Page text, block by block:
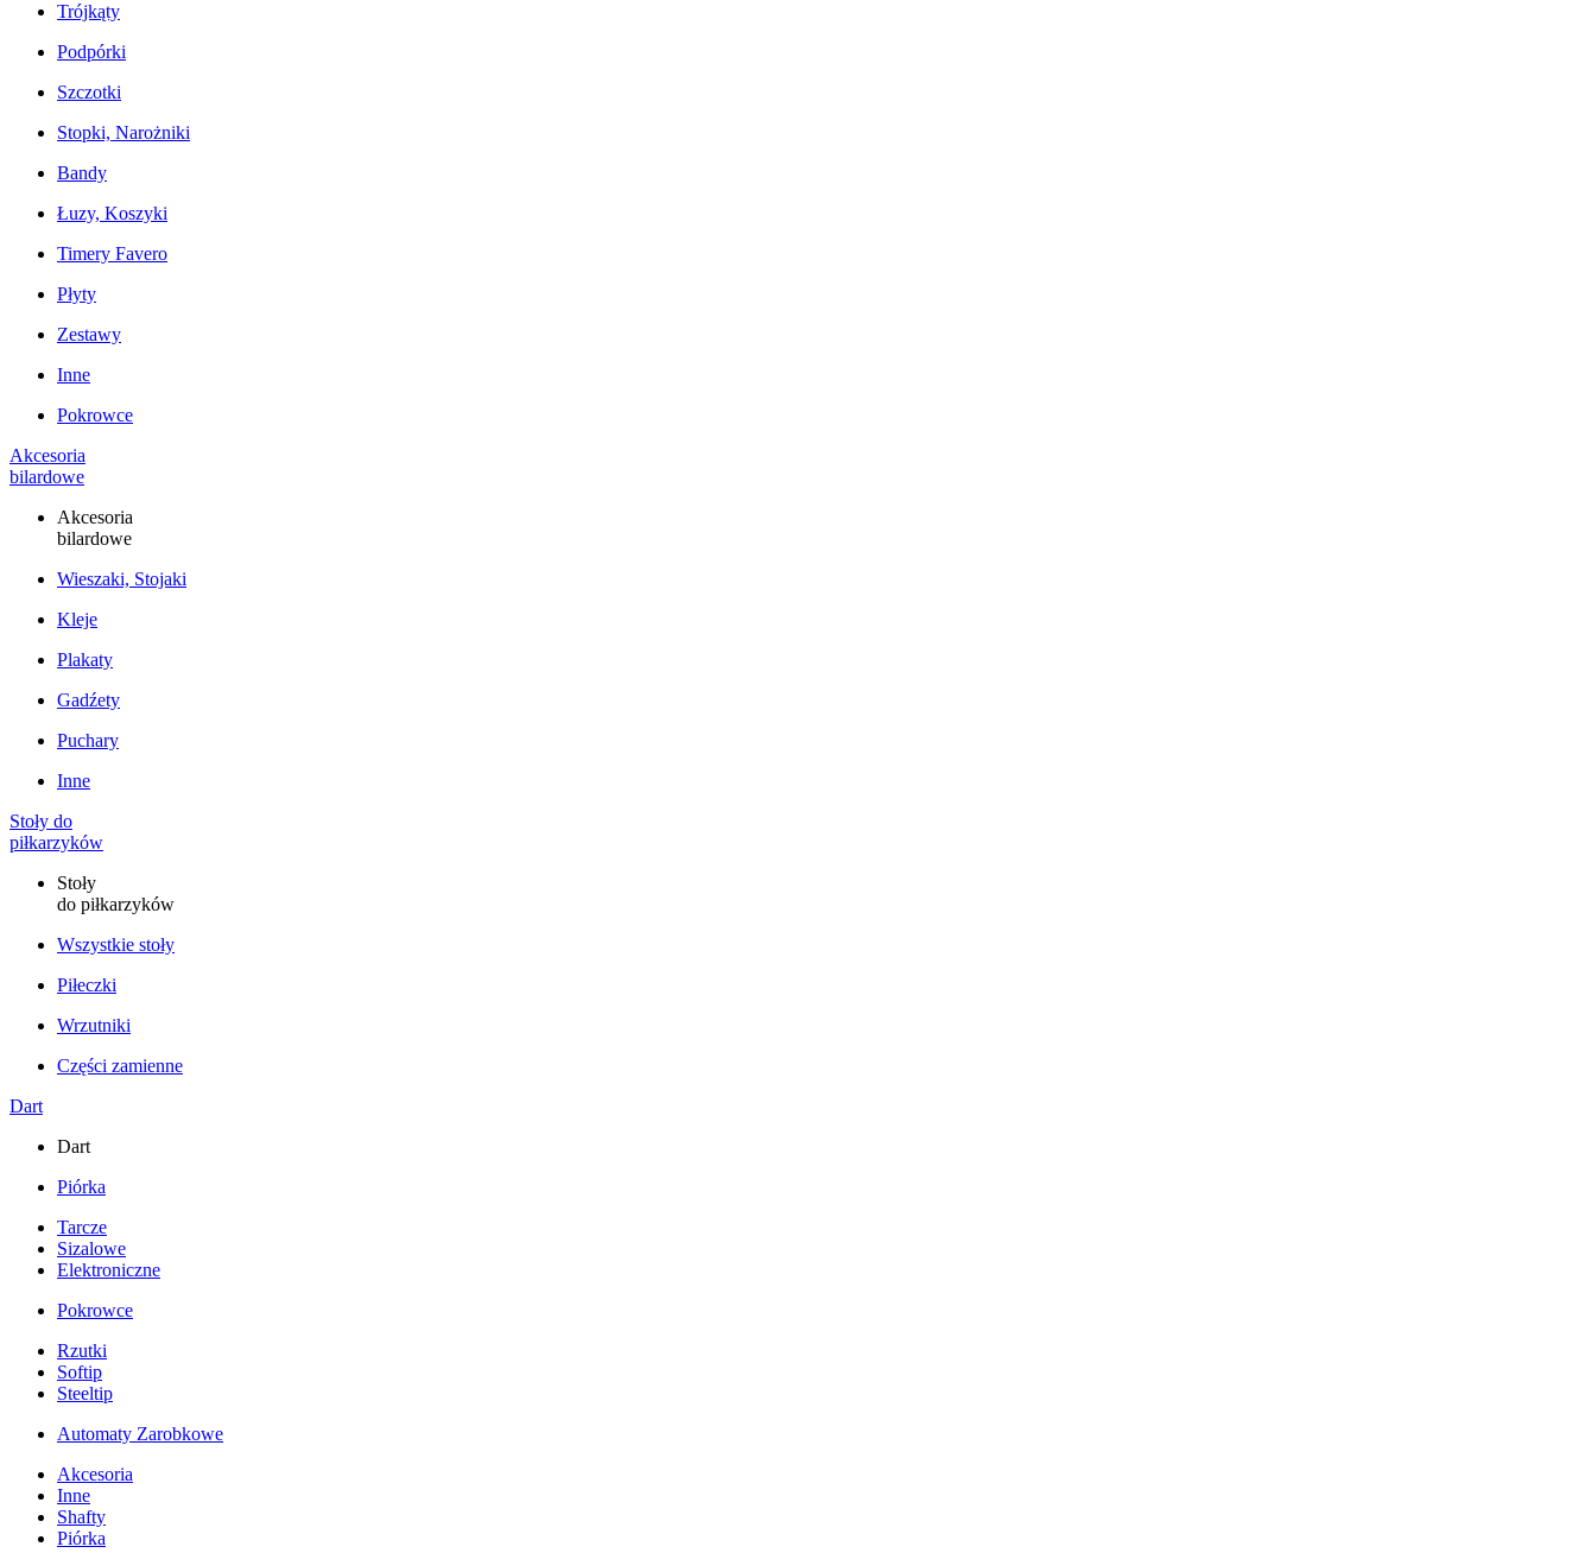
Trójkąty
Podpórki
Szczotki
Stopki, Narożniki
Bandy
Łuzy, Koszyki
Timery Favero
Płyty
Zestawy
Inne
Pokrowce
Akcesoria
bilardowe
Akcesoria
bilardowe
Wieszaki, Stojaki
Kleje
Plakaty
Gadźety
Puchary
Inne
Stoły do
piłkarzyków
Stoły
do piłkarzyków
Wszystkie stoły
Piłeczki
Wrzutniki
Części zamienne
Dart
Dart
Piórka
Tarcze
Sizalowe
Elektroniczne
Pokrowce
Rzutki
Softip
Steeltip
Automaty Zarobkowe
Akcesoria
Inne
Shafty
Piórka